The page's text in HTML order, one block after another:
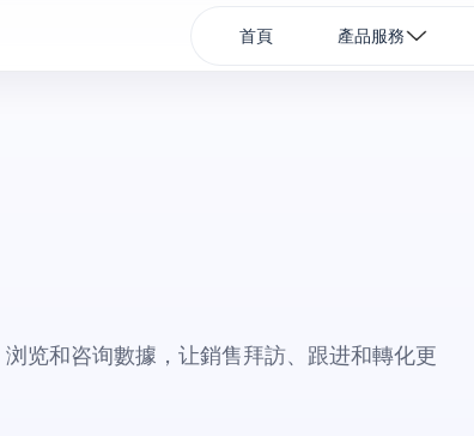
首頁 產品服務
览和咨询數據，让銷售拜訪、跟进和轉化更